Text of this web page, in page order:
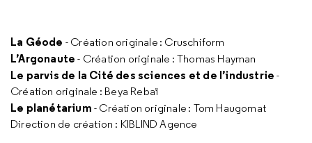
La Géode - Création originale : Cruschiform
L’Argonaute - Création originale : Thomas Hayman
Le parvis de la Cité des sciences et de l’industrie -
Création originale : Beya Rebaï
Le planétarium - Création originale : Tom Haugomat
Direction de création : KIBLIND Agence